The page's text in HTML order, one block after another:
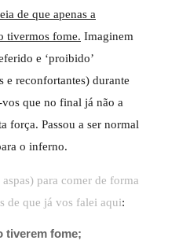
de que apenas a
tivermos fome. Imaginem
e ‘proibido’
e reconfortantes) durante
que no final já não a
força. Passou a ser normal
o inferno.
aspas) para comer de forma
de que já vos falei aqui:
tiverem fome;